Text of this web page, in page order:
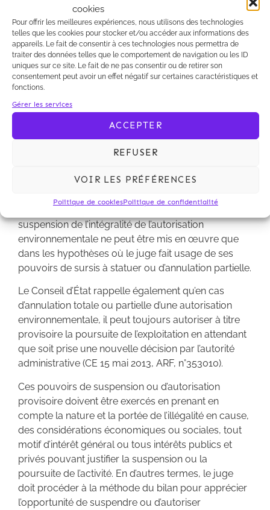
cookies
Pour offrir les meilleures expériences, nous utilisons des technologies
telles que les cookies pour stocker et/ou accéder aux informations des
appareils. Le fait de consentir à ces technologies nous permettra de
traiter des données telles que le comportement de navigation ou les ID
uniques sur ce site. Le fait de ne pas consentir ou de retirer son
consentement peut avoir un effet négatif sur certaines caractéristiques et
fonctions.
Gérer les services
ACCEPTER
REFUSER
VOIR LES PRÉFÉRENCES
Politique de cookiesPolitique de confidentialité
décision complémentaire sur cette partie annulée
permettra de régulariser la situation.
L’apport du nouvel article L. 181-18 consiste surtout
dans la possibilité pour le juge de limiter l’annulation
à une des phases de l’instruction (phase d’examen,
phase d’enquête publique, phase de décision)
lorsque le vice ne concerne qu’une de ces phases.
Dans une telle hypothèse et si le juge considère qu’il
ne peut pas surseoir à statuer, il devra certes
expressément quelle phase est viciée et doit être
reprise pour permettre la délivrance d’une nouvelle
3. Le Conseil d’État précise que le pouvoir de
suspension de l’intégralité de l’autorisation
environnementale ne peut être mis en œuvre que
dans les hypothèses où le juge fait usage de ses
pouvoirs de sursis à statuer ou d’annulation partielle.
Le Conseil d’État rappelle également qu’en cas
d’annulation totale ou partielle d’une autorisation
environnementale, il peut toujours autoriser à titre
provisoire la poursuite de l’exploitation en attendant
que soit prise une nouvelle décision par l’autorité
administrative (CE 15 mai 2013, ARF, n°353010).
Ces pouvoirs de suspension ou d’autorisation
provisoire doivent être exercés en prenant en
compte la nature et la portée de l’illégalité en cause,
des considérations économiques ou sociales, tout
motif d’intérêt général ou tous intérêts publics et
privés pouvant justifier la suspension ou la
poursuite de l’activité. En d’autres termes, le juge
doit procéder à la méthode du bilan pour apprécier
l’opportunité de suspendre ou d’autoriser